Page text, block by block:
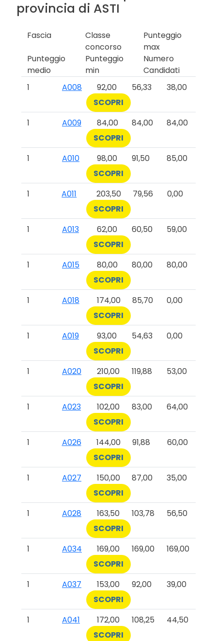
provincia di ASTI
Fascia
Classe
concorso
Punteggio
max
Punteggio
medio
Punteggio
min
Numero
Candidati
1
A008 92,00 56,33
38,00
SCOPRI
1
A009 84,00 84,00
84,00
SCOPRI
1
A010 98,00 91,50
85,00
SCOPRI
1
A011 203,50 79,56
0,00
SCOPRI
1
A013 62,00 60,50
59,00
SCOPRI
1
A015 80,00 80,00
80,00
SCOPRI
1
A018 174,00 85,70
0,00
SCOPRI
1
A019 93,00 54,63
0,00
SCOPRI
1
A020 210,00 119,88
53,00
SCOPRI
1
A023 102,00 83,00
64,00
SCOPRI
1
A026 144,00 91,88
60,00
SCOPRI
1
A027 150,00 87,00
35,00
SCOPRI
1
A028 163,50 103,78
56,50
SCOPRI
1
A034 169,00 169,00
169,00
SCOPRI
1
A037 153,00 92,00
39,00
SCOPRI
1
A041 172,00 108,25
44,50
SCOPRI